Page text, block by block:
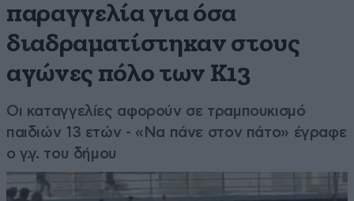
παραγγελία για όσα
διαδραματίστηκαν στους
αγώνες πόλο των K13
Οι καταγγελίες αφορούν σε τραμπουκισμό
παιδιών 13 ετών - «Να πάνε στον πάτο» έγραφε
ο γ.γ. του δήμου